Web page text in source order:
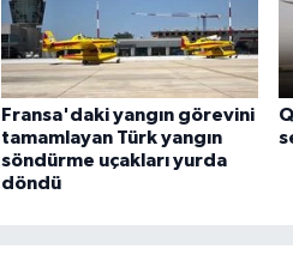
Fransa'daki yangın görevini
tamamlayan Türk yangın
söndürme uçakları yurda
döndü